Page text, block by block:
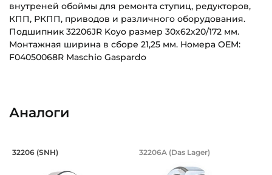
внутреней обоймы для ремонта ступиц, редукторов,
КПП, РКПП, приводов и различного оборудования.
Подшипник 32206JR Koyo размер 30х62х20/172 мм.
Монтажная ширина в сборе 21,25 мм. Номера OEM:
F04050068R Maschio Gaspardo
Наружный диаметр (D):
Ширина внутреннего кольца (B):
Категория:
Аналоги
Подшипник 30х62х20/17 мм,
32206 (SNH) Подшипник
32206A (Das Lager)